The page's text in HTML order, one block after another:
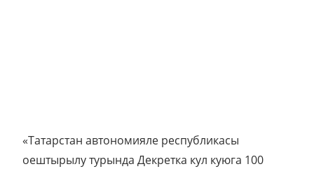
«Татарстан автономияле республикасы
оештырылу турында Декретка кул куюга 100